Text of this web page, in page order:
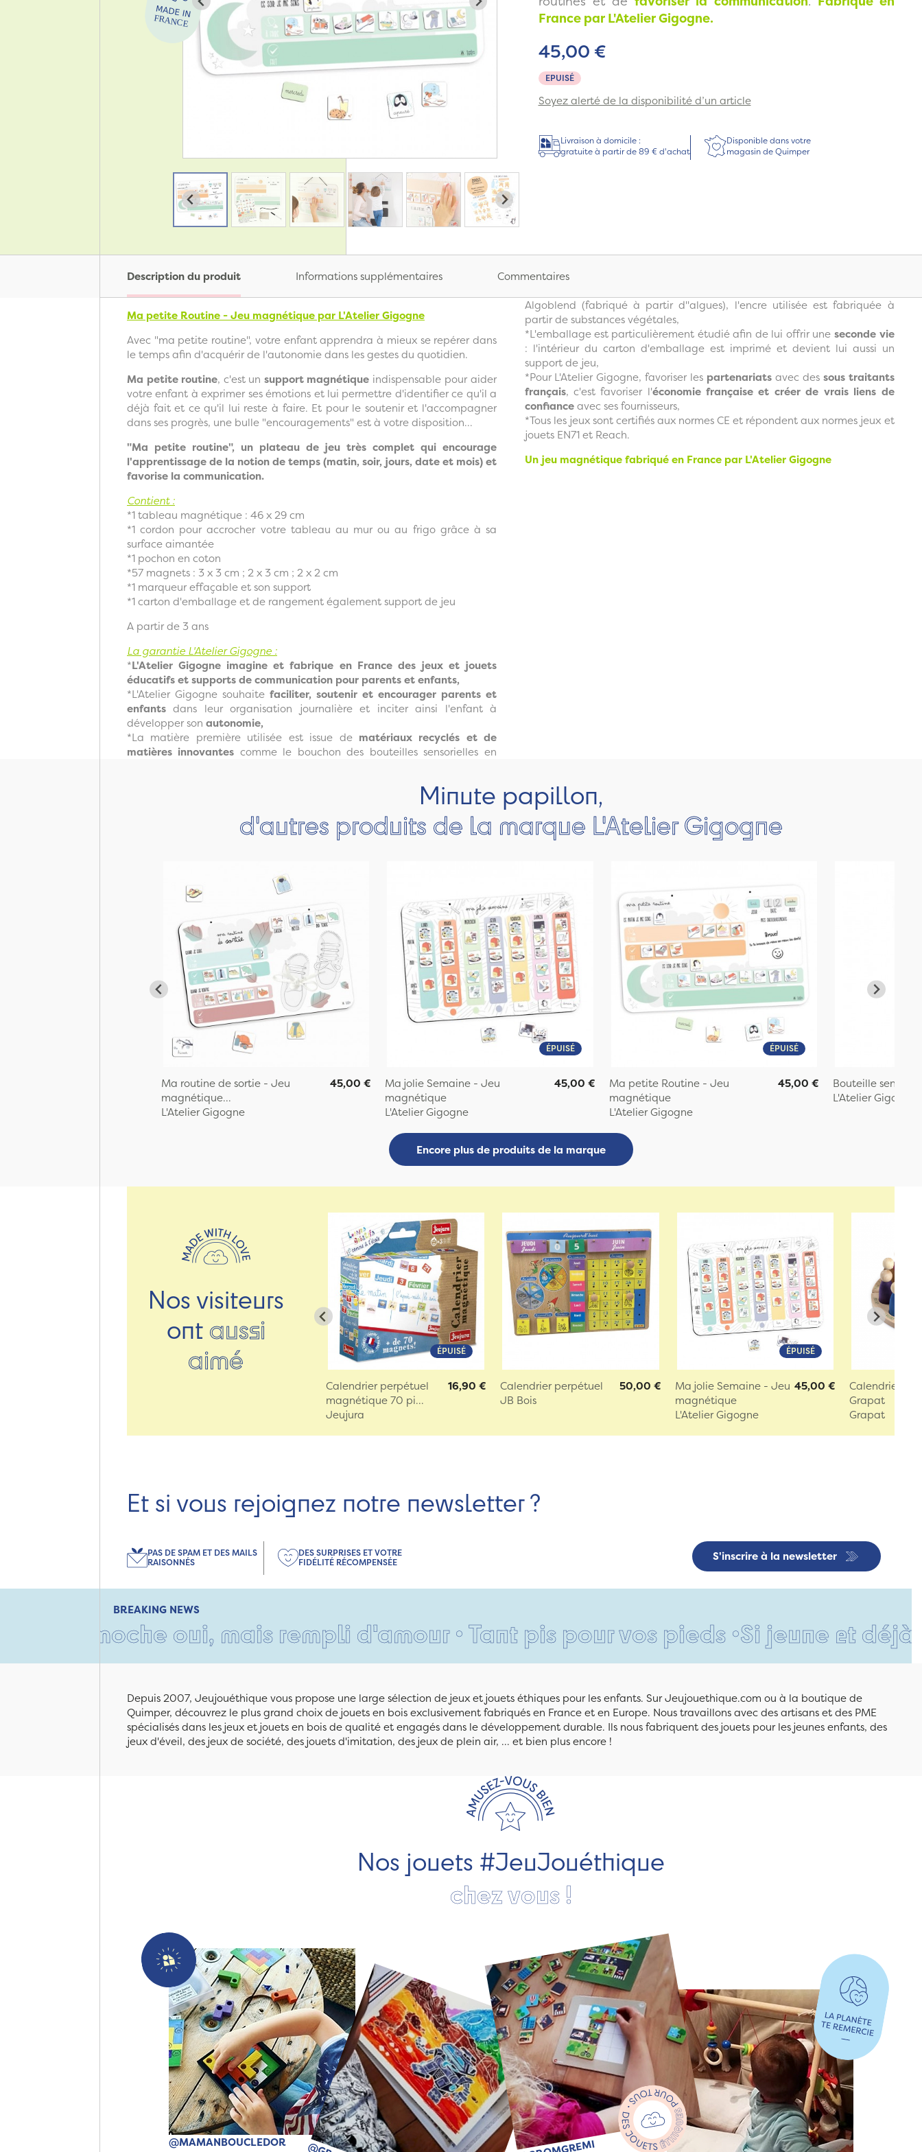
France par L'Atelier Gigogne.
EPUISÉ
45,00 €
Soyez alerté de la disponibilité d’un article
Livraison à domicile :
gratuite à partir de 89 € d'achat
Disponible dans votre
magasin de Quimper
Description du produit Informations supplémentaires Commentaires
Ma petite Routine - Jeu magnétique par L'Atelier Gigogne
Avec "ma petite routine", votre enfant apprendra à mieux se repérer dans
le temps afin d'acquérir de l'autonomie dans les gestes du quotidien.
Ma petite routine, c'est un support magnétique indispensable pour aider
votre enfant à exprimer ses émotions et lui permettre d'identifier ce qu'il a
déjà fait et ce qu'il lui reste à faire. Et pour le soutenir et l'accompagner
dans ses progrès, une bulle "encouragements" est à votre disposition...
"Ma petite routine", un plateau de jeu très complet qui encourage
l'apprentissage de la notion de temps (matin, soir, jours, date et mois) et
favorise la communication.
Contient :
*1 tableau magnétique : 46 x 29 cm
*1 cordon pour accrocher votre tableau au mur ou au frigo grâce à sa
surface aimantée
*1 pochon en coton
*57 magnets : 3 x 3 cm ; 2 x 3 cm ; 2 x 2 cm
*1 marqueur effaçable et son support
*1 carton d'emballage et de rangement également support de jeu
A partir de 3 ans
La garantie L'Atelier Gigogne :
*L'Atelier Gigogne imagine et fabrique en France des jeux et jouets
éducatifs et supports de communication pour parents et enfants,
*L'Atelier Gigogne souhaite faciliter, soutenir et encourager parents et
enfants dans leur organisation journalière et inciter ainsi l'enfant à
développer son autonomie,
*La matière première utilisée est issue de matériaux recyclés et de
matières innovantes comme le bouchon des bouteilles sensorielles en
Algoblend (fabriqué à partir d''algues), l'encre utilisée est fabriquée à
partir de substances végétales,
*L'emballage est particulièrement étudié afin de lui offrir une seconde vie
: l'intérieur du carton d'emballage est imprimé et devient lui aussi un
support de jeu,
*Pour L'Atelier Gigogne, favoriser les partenariatsavec des sous traitants
français, c'est favoriser l'économie française et créer de vrais liens de
confianceavec ses fournisseurs,
*Tous les jeux sont certifiés aux normes CE et répondent aux normes jeux et
jouets EN71 et Reach.
Un jeu magnétique fabriqué en France par L'Atelier Gigogne
Minute papillon,
d'autres produits de la marque L'Atelier Gigogne
Ma routine de sortie - Jeu
magnétique...
L'Atelier Gigogne
45,00 €
ÉPUISÉ
Ma jolie Semaine - Jeu
magnétique
L'Atelier Gigogne
45,00 €
ÉPUISÉ
Ma petite Routine - Jeu
magnétique
L'Atelier Gigogne
45,00 €
Bouteille
L'Atelier Gigogne
Encore plus de produits de la marque
Nos visiteurs
ont aussi
aimé
ÉPUISÉ
Calendrier perpétuel
magnétique 70 pi...
Jeujura
16,90 €
Calendrier perpétuel
JB Bois
50,00 €
ÉPUISÉ
Ma jolie Semaine - Jeu
magnétique
L'Atelier Gigogne
45,00 €
Calendrier
Grapat
Grapat
Et si vous rejoignez notre newsletter ?
S'inscrire à la newsletter
PAS DE SPAM ET DES MAILS
RAISONNÉS
DES SURPRISES ET VOTRE
FIDÉLITÉ RÉCOMPENSÉE
BREAKING NEWS
oui, mais rempli d'amour • Tant pis pour vos pieds •Si jeune et déjà si
Depuis 2007, Jeujouéthique vous propose une large sélection de jeux et jouets éthiques pour les enfants. Sur Jeujouethique.com ou à la boutique de
Quimper, découvrez le plus grand choix de jouets en bois exclusivement fabriqués en France et en Europe. Nous travaillons avec des artisans et des PME
spécialisés dans les jeux et jouets en bois de qualité et engagés dans le développement durable. Ils nous fabriquent des jouets pour les jeunes enfants, des
jeux d'éveil, des jeux de société, des jouets d'imitation, des jeux de plein air, ... et bien plus encore !
Nos jouets #JeuJouéthique
chez vous !
@MAMANBOUCLEDOR